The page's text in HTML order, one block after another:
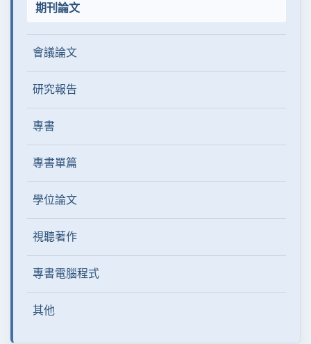
期刊論文
會議論文
研究報告
專書
專書單篇
學位論文
視聽著作
專書電腦程式
其他